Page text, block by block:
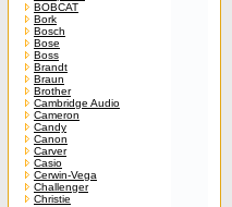
BOBCAT
Bork
Bosch
Bose
Boss
Brandt
Braun
Brother
Cambridge Audio
Cameron
Candy
Canon
Carver
Casio
Cerwin-Vega
Challenger
Christie